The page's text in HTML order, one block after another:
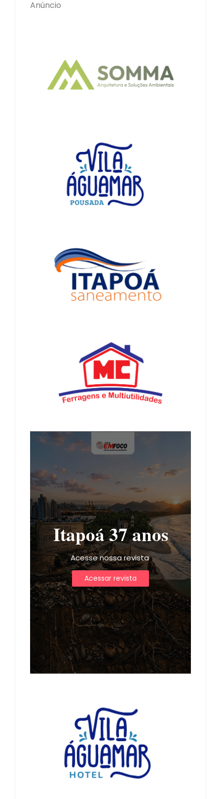
Anúncio
Itapoá 37 anos
Acesse nossa revista
Acessar revista